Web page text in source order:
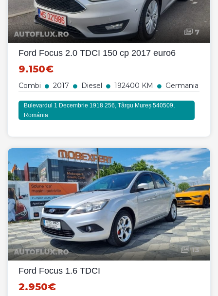
7
Ford Focus 2.0 TDCI 150 cp 2017 euro6
9.150€
Combi 2017 Diesel 192400 KM Germania
Bulevardul 1 Decembrie 1918 256, Târgu Mureș 540509,
Románia
13
Ford Focus 1.6 TDCI
2.950€